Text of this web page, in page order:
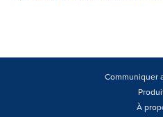
Communiquer
À